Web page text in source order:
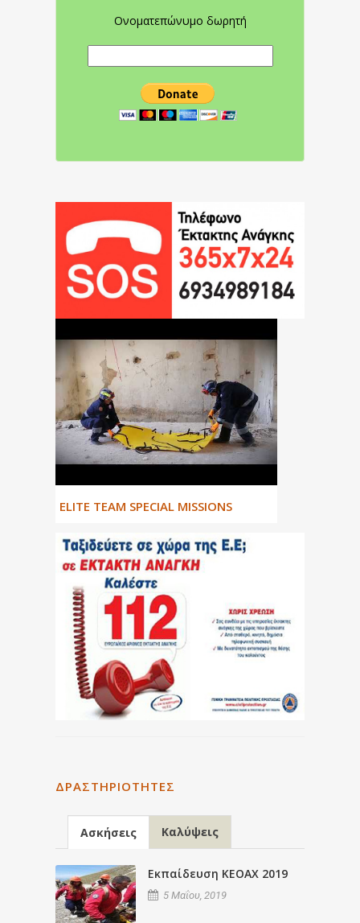
Ονοματεπώνυμο δωρητή
ΕLITE TEAM SPECIAL MISSIONS
ΔΡΑΣΤΗΡΙΌΤΗΤΕΣ
Ασκήσεις Καλύψεις
Εκπαίδευση ΚΕΟΑΧ 2019
5 Μαΐου, 2019